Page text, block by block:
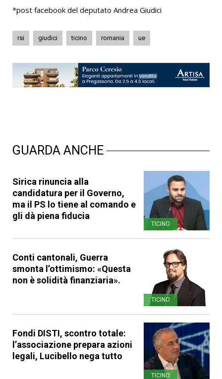
*post facebook del deputato Andrea Giudici
rsi giudici ticino romania ue
GUARDA ANCHE
Sirica rinuncia alla
candidatura per il Governo,
ma il PS lo tiene al comando e
gli dà piena fiducia
TICINO
Conti cantonali, Guerra
smonta l’ottimismo: «Questa
non è solidità finanziaria».
TICINO
Fondi DISTI, scontro totale:
l’associazione prepara azioni
legali, Lucibello nega tutto
TICINO